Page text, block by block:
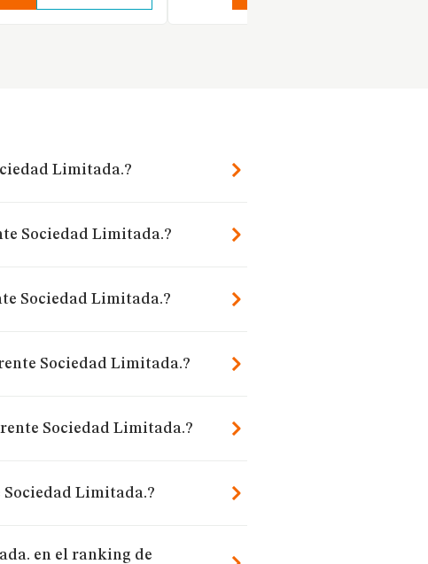
Limitada.?
Sociedad Limitada.?
Sociedad Limitada.?
Sociedad Limitada.?
Sociedad Limitada.?
Sociedad Limitada.?
en el ranking de